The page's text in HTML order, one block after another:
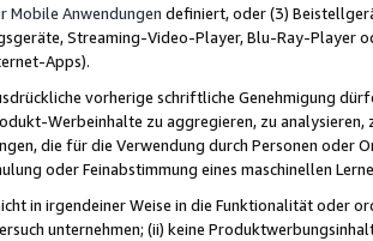
Mobile Anwendungen definiert, oder (3)
Streaming-Video-Player, Blu-Ray-Player
Apps).
vorherige schriftliche Genehmigung
Werbeinhalte zu aggregieren, zu
die für die Verwendung durch Personen
oder Feinabstimmung eines maschinellen
in irgendeiner Weise in die Funktionalität oder
unternehmen; (ii) keine